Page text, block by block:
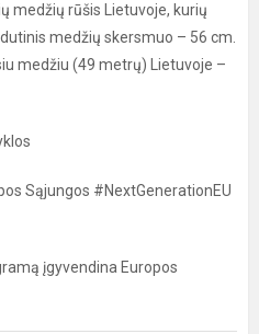
medžių rūšis Lietuvoje, kurių
medžių skersmuo – 56 cm.
medžiu (49 metrų) Lietuvoje –
Sąjungos #NextGenerationEU
įgyvendina Europos